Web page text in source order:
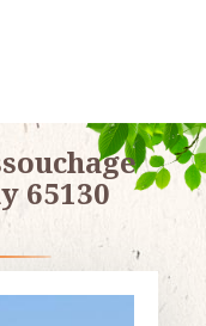
65130